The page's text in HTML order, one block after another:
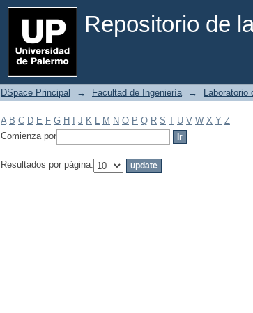
Repositorio de
Filtrar por: Materia
DSpace Principal → Facultad de Ingeniería → Laboratorio
A B C D E F G H J K L M N O P Q R S T U V W X Y Z
Comienza por
Resultados por página: